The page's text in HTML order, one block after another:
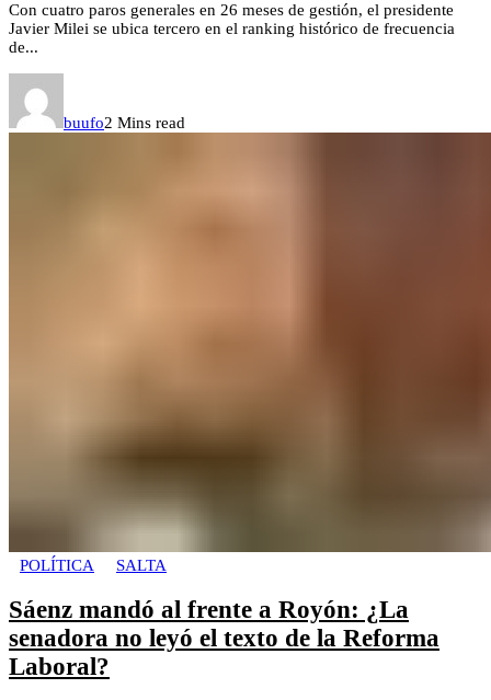
Con cuatro paros generales en 26 meses de gestión, el presidente
Javier Milei se ubica tercero en el ranking histórico de frecuencia
de...
buufo2 Mins read
POLÍTICA SALTA
Sáenz mandó al frente a Royón: ¿La
senadora no leyó el texto de la Reforma
Laboral?